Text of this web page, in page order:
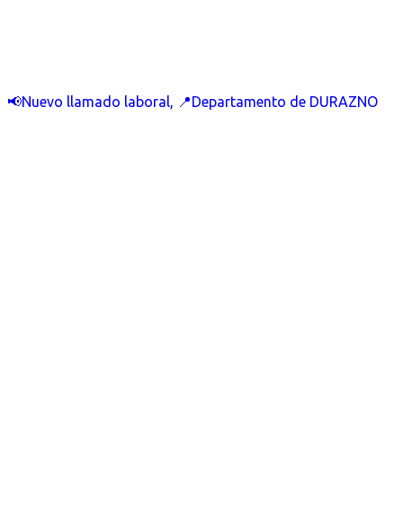
📢Nuevo llamado laboral, 📍Departamento de DURAZNO